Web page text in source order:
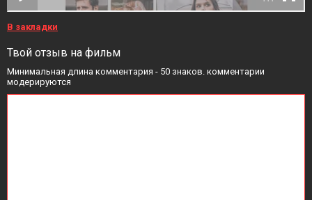
В закладки
Твой отзыв на фильм
Минимальная длина комментария - 50 знаков. комментарии
модерируются